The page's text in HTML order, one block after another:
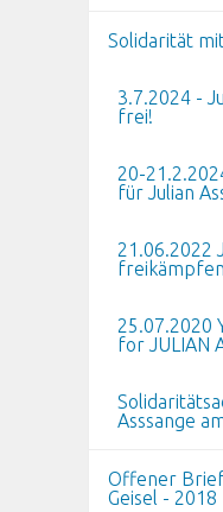
Solidarität
3.7.2024 -
frei!
20-
für Julian
21.06.2022
25.07.2020
for JULIAN
Asssange
Offener
Geisel - 2018